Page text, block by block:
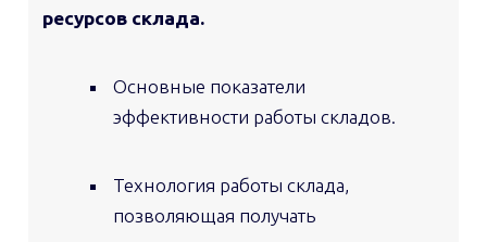
ресурсов склада.
Основные показатели
эффективности работы складов.
Технология работы склада,
позволяющая получать